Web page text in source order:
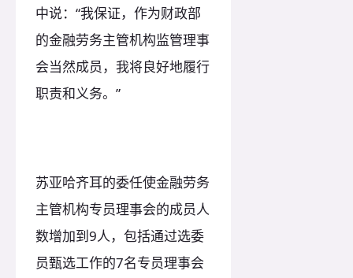
中说：“我保证，作为财政部
的金融劳务主管机构监管理事
会当然成员，我将良好地履行
职责和义务。”
苏亚哈齐耳的委任使金融劳务
主管机构专员理事会的成员人
数增加到9人，包括通过选委
员甄选工作的7名专员理事会